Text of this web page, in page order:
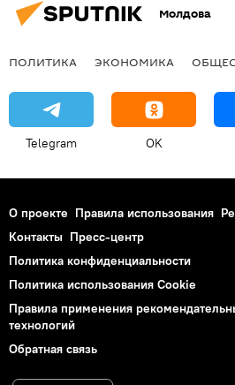
Молдова
ПОЛИТИКА ЭКОНОМИКА
Telegram OK
О проекте Правила использования
Контакты Пресс-центр
Политика конфиденциальности
Политика использования Cookie
Правила применения
технологий
Обратная связь